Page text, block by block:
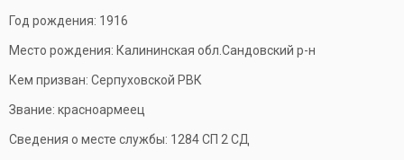
Год рождения: 1916
Место рождения: Калининская обл.Сандовский р-н
Кем призван: Серпуховской РВК
Звание: красноармеец
Сведения о месте службы: 1284 СП 2 СД